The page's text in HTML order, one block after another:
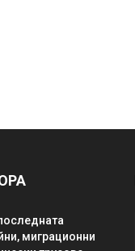
миграционни